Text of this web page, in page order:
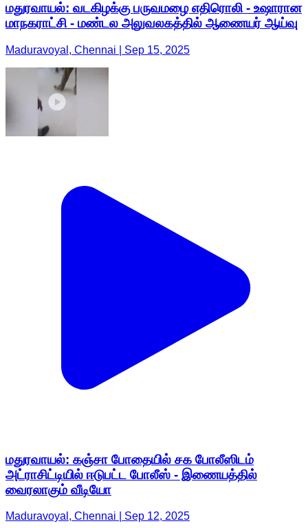
மதுரவாயல்: வடகிழக்கு பருவமழை எதிரொலி - உஷாரான
மாநகராட்சி - மண்டல அலுவலகத்தில் ஆணையர் ஆய்வு
Maduravoyal, Chennai | Sep 15, 2025
மதுரவாயல்: கஞ்சா போதையில் சக போலீஸிடம்
அட்ராசிட்டியில் ஈடுபட்ட போலீஸ் - இணையத்தில்
வைரலாகும் வீடியோ
Maduravoyal, Chennai | Sep 12, 2025